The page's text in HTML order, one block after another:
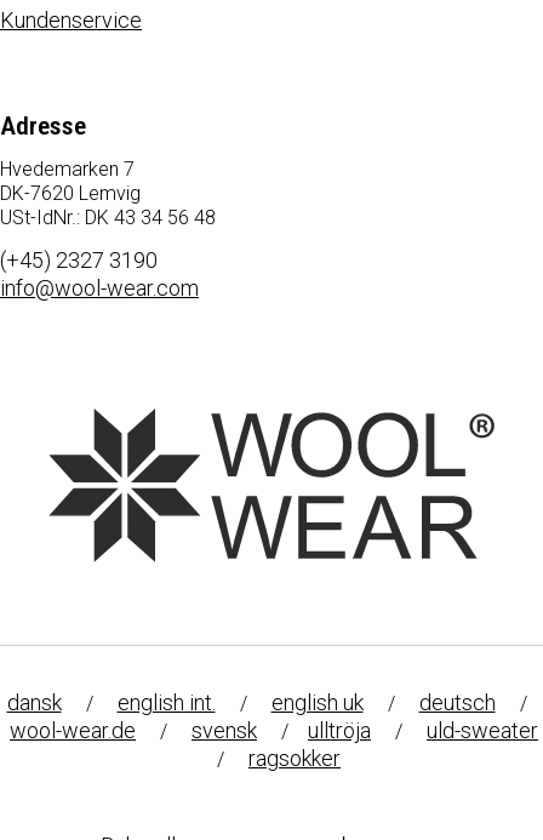
Kundenservice
Adresse
Hvedemarken 7
DK-7620 Lemvig
USt-IdNr.: DK 43 34 56 48
(+45) 2327 3190
info@wool-wear.com
dansk/ english int. / english uk/ deutsch /
wool-wear.de / svensk / ulltröja / uld-sweater
/ ragsokker